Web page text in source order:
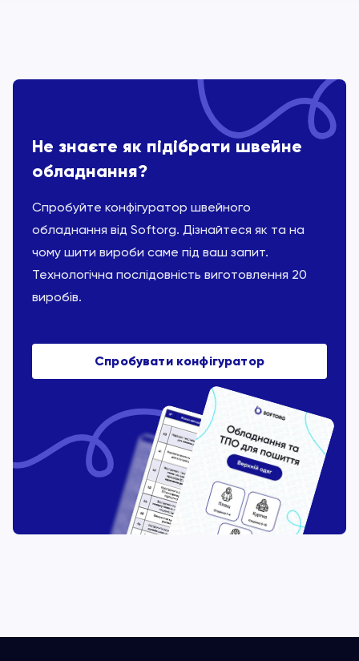
Не знаєте як підібрати швейне
обладнання?
Спробуйте конфігуратор швейного
обладнання від Softorg. Дізнайтеся як та на
чому шити вироби саме під ваш запит.
Технологічна послідовність виготовлення 20
виробів.
Спробувати конфігуратор